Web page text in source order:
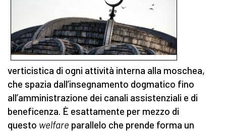
verticistica di ogni attività interna alla moschea,
che spazia dall’insegnamento dogmatico fino
all’amministrazione dei canali assistenziali e di
beneficenza. È esattamente per mezzo di
questo welfare parallelo che prende forma un